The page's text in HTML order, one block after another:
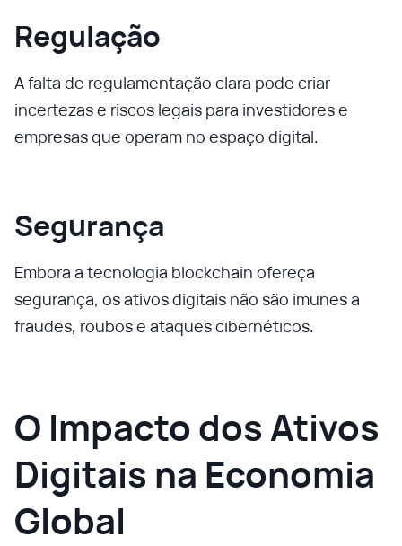
Regulação
A falta de regulamentação clara pode criar
incertezas e riscos legais para investidores e
empresas que operam no espaço digital.
Segurança
Embora a tecnologia blockchain ofereça
segurança, os ativos digitais não são imunes a
fraudes, roubos e ataques cibernéticos.
O Impacto dos Ativos
Digitais na Economia
Global